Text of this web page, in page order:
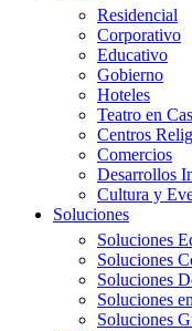
Residencial
Corporativo
Educativo
Gobierno
Hoteles
Teatro en
Centros
Comercios
Desarrollos
Cultura y
Soluciones
Soluciones
Soluciones
Soluciones
Soluciones
Soluciones